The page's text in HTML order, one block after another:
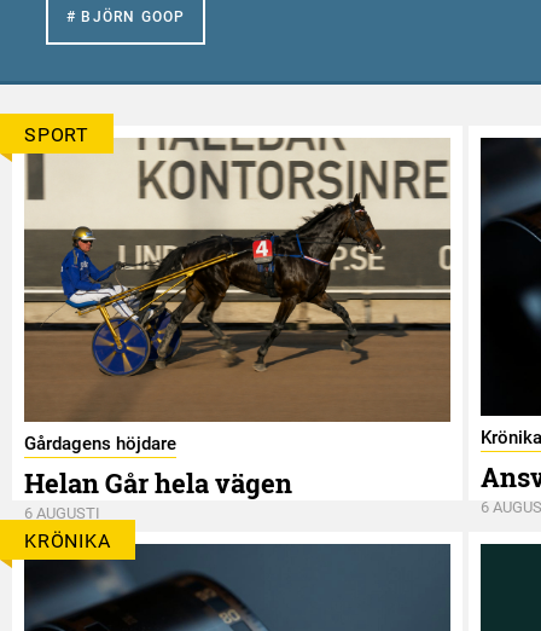
# BJÖRN GOOP
SPORT
Gårdagens höjdare
Helan Går hela vägen
6 AUGUSTI
Krönika
6
KRÖNIKA